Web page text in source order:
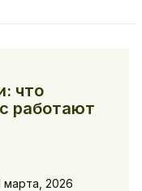
что
работают
марта, 2026